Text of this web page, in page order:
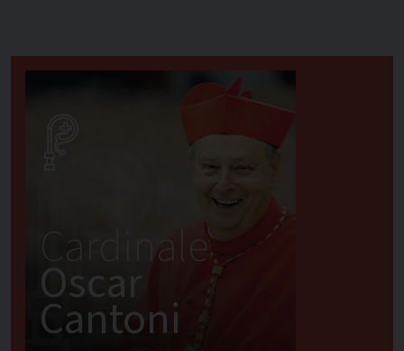
Cardinale
Oscar
Cantoni